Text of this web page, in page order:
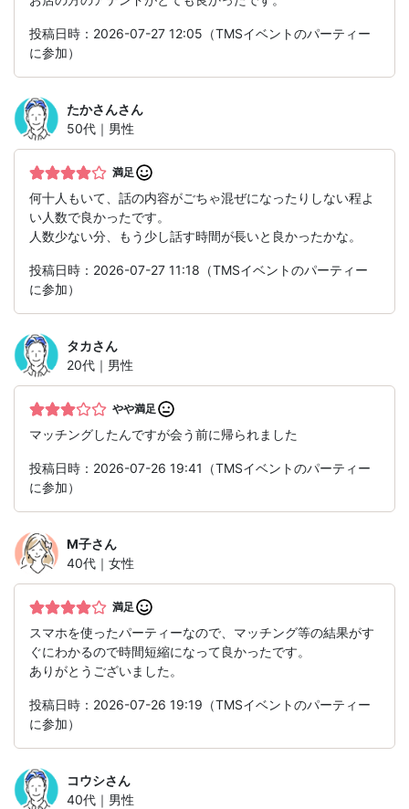
投稿日時：2026-07-27 12:05（TMSイベントのパーティー
に参加）
たかさんさん
50代｜男性
満足
何十人もいて、話の内容がごちゃ混ぜになったりしない程よ
い人数で良かったです。
人数少ない分、もう少し話す時間が長いと良かったかな。
投稿日時：2026-07-27 11:18（TMSイベントのパーティー
に参加）
タカさん
20代｜男性
やや満足
マッチングしたんですが会う前に帰られました
投稿日時：2026-07-26 19:41（TMSイベントのパーティー
に参加）
M子さん
40代｜女性
満足
スマホを使ったパーティーなので、マッチング等の結果がす
ぐにわかるので時間短縮になって良かったです。
ありがとうございました。
投稿日時：2026-07-26 19:19（TMSイベントのパーティー
に参加）
コウシさん
40代｜男性